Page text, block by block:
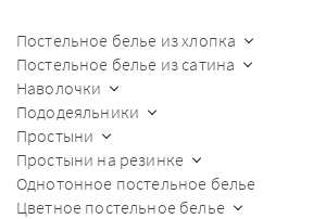
Постельное белье из хлопка
Постельное белье из сатина
Наволочки
Пододеяльники
Простыни
Простыни на резинке
Однотонное постельное белье
Цветное постельное белье